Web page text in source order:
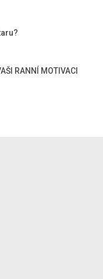
RANNÍ MOTIVACI